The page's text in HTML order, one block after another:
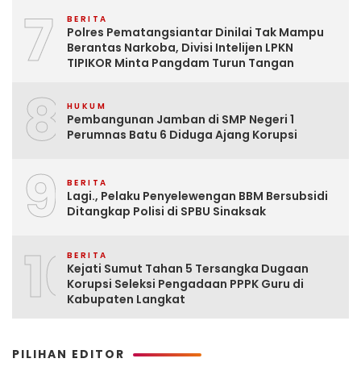
7 BERITA
Polres Pematangsiantar Dinilai Tak Mampu
Berantas Narkoba, Divisi Intelijen LPKN
TIPIKOR Minta Pangdam Turun Tangan
8 HUKUM
Pembangunan Jamban di SMP Negeri 1
Perumnas Batu 6 Diduga Ajang Korupsi
9 BERITA
Lagi., Pelaku Penyelewengan BBM Bersubsidi
Ditangkap Polisi di SPBU Sinaksak
10BERITA
Kejati Sumut Tahan 5 Tersangka Dugaan
Korupsi Seleksi Pengadaan PPPK Guru di
Kabupaten Langkat
PILIHAN EDITOR